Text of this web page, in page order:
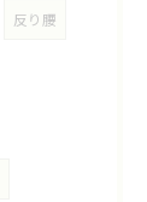
反り腰